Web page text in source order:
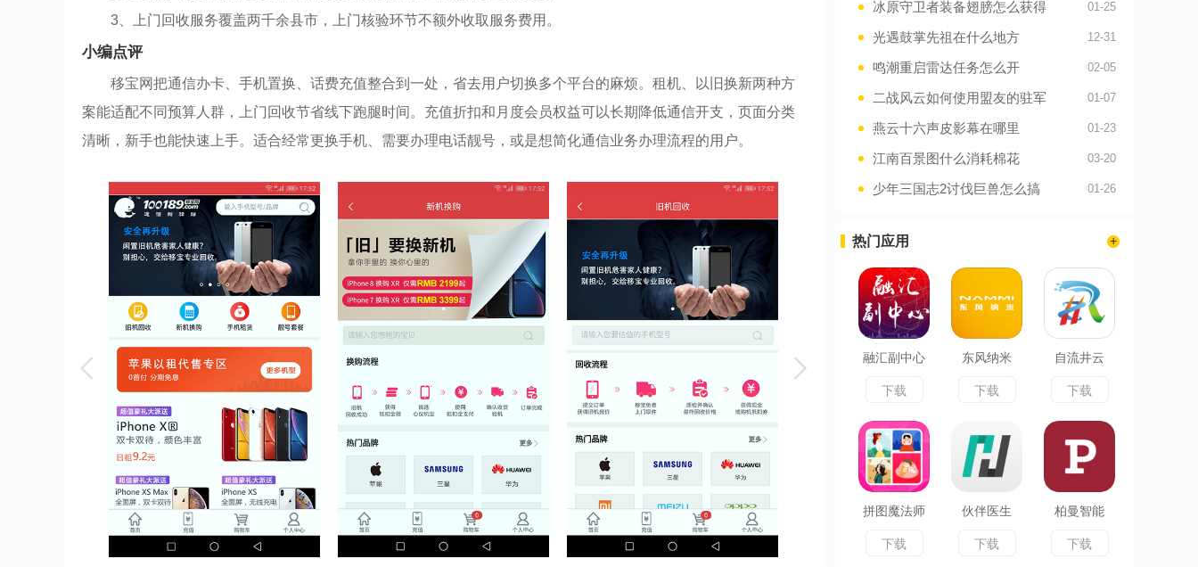
3、上门回收服务覆盖两千余县市，上门核验环节不额外收取服务费用。
小编点评
移宝网把通信办卡、手机置换、话费充值整合到一处，省去用户切换多个平台的麻烦。租机、以旧换新两种方
案能适配不同预算人群，上门回收节省线下跑腿时间。充值折扣和月度会员权益可以长期降低通信开支，页面分类
清晰，新手也能快速上手。适合经常更换手机、需要办理电话靓号，或是想简化通信业务办理流程的用户。
冰原守卫者装备翅膀怎么获得 01-25
光遇鼓掌先祖在什么地方 12-31
鸣潮重启雷达任务怎么开 02-05
二战风云如何使用盟友的驻军 01-07
燕云十六声皮影幕在哪里 01-23
江南百景图什么消耗棉花 03-20
少年三国志2讨伐巨兽怎么搞 01-26
热门应用
融汇副中心
下载
东风纳米
下载
自流井云
下载
拼图魔法师
下载
伙伴医生
下载
柏曼智能
下载